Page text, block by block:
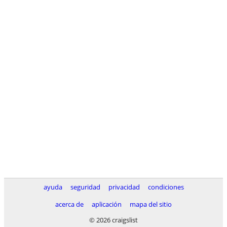
ayuda seguridad privacidad
condiciones
acerca de
aplicación
mapa del sitio
© 2026 craigslist